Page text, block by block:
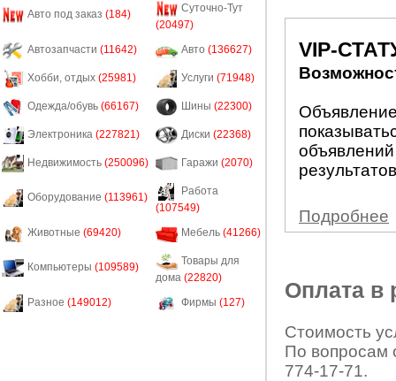
Авто под заказ (184)
Суточно-Тут
(20497)
Автозапчасти (11642) Авто (136627)
Хобби, отдых (25981) Услуги (71948)
Одежда/обувь (66167) Шины (22300)
Электроника (227821) Диски (22368)
Недвижимость (250096) Гаражи (2070)
Оборудование (113961)
Работа
(107549)
Животные (69420) Мебель (41266)
Компьютеры (109589)
Товары для
дома (22820)
Разное (149012) Фирмы (127)
VIP-
Подробнее
Оплата в
Стоимость
По вопросам
774-17-71.